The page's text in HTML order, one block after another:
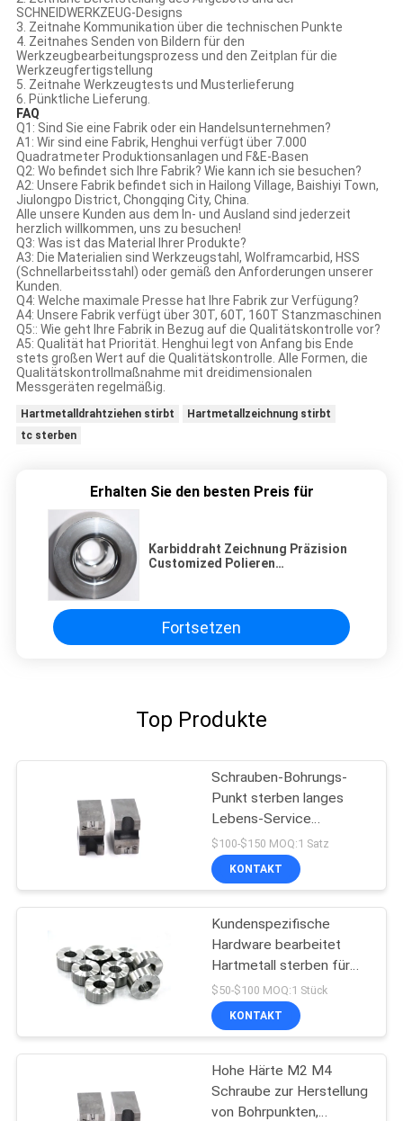
SCHNEIDWERKZEUG-Designs
3. Zeitnahe Kommunikation über die technischen Punkte
4. Zeitnahes Senden von Bildern für den
Werkzeugbearbeitungsprozess und den Zeitplan für die
Werkzeugfertigstellung
5. Zeitnahe Werkzeugtests und Musterlieferung
6. Pünktliche Lieferung.
FAQ
Q1: Sind Sie eine Fabrik oder ein Handelsunternehmen?
A1: Wir sind eine Fabrik, Henghui verfügt über 7.000
Quadratmeter Produktionsanlagen und F&E-Basen
Q2: Wo befindet sich Ihre Fabrik? Wie kann ich sie besuchen?
A2: Unsere Fabrik befindet sich in Hailong Village, Baishiyi Town,
Jiulongpo District, Chongqing City, China.
Alle unsere Kunden aus dem In- und Ausland sind jederzeit
herzlich willkommen, uns zu besuchen!
Q3: Was ist das Material Ihrer Produkte?
A3: Die Materialien sind Werkzeugstahl, Wolframcarbid, HSS
(Schnellarbeitsstahl) oder gemäß den Anforderungen unserer
Kunden.
Q4: Welche maximale Presse hat Ihre Fabrik zur Verfügung?
A4: Unsere Fabrik verfügt über 30T, 60T, 160T Stanzmaschinen
Q5:: Wie geht Ihre Fabrik in Bezug auf die Qualitätskontrolle vor?
A5: Qualität hat Priorität. Henghui legt von Anfang bis Ende
stets großen Wert auf die Qualitätskontrolle. Alle Formen, die
Qualitätskontrollmaßnahme mit dreidimensionalen
Messgeräten regelmäßig.
Hartmetalldrahtziehen stirbt
Hartmetallzeichnung stirbt
tc sterben
Erhalten Sie den besten Preis für
Karbiddraht Zeichnung Präzision
Customized Polieren
Fortsetzen
Top Produkte
Schrauben-Bohrungs-
Punkt sterben langes
Lebens-Service
Höhenflossenstation
schraubt Bohrungs-
Würfel
$100-$150 MOQ:1 Satz
KONTAKT
Kundenspezifische
Hardware bearbeitet
Hartmetall sterben für
Schrauben-Formen
$50-$100 MOQ:1 Stück
KONTAKT
Hohe Härte M2 M4
Schraube zur Herstellung
von Bohrpunkten,